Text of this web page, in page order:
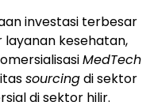
investasi terbesar
layanan kesehatan,
MedTech
sourcingdi sektor
di sektor hilir.